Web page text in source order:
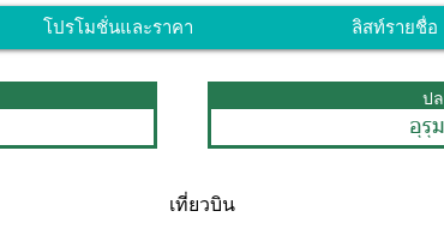
โปรโมชั่นและราคา ลิสท์รายชื่อ
ป
อุรุ
เที่ยวบิน